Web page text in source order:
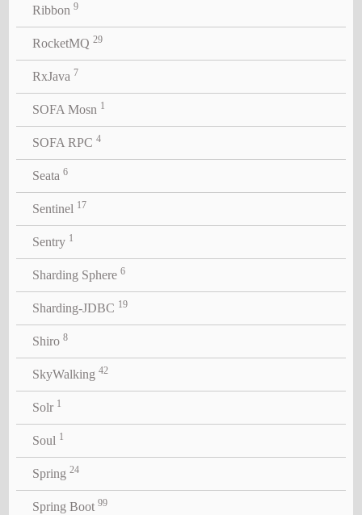
Ribbon 9
RocketMQ 29
RxJava 7
SOFA Mosn 1
SOFA RPC 4
Seata 6
Sentinel 17
Sentry 1
Sharding Sphere 6
Sharding-JDBC 19
Shiro 8
SkyWalking 42
Solr 1
Soul 1
Spring 24
Spring Boot 99